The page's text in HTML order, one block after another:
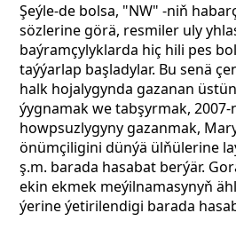
Şeýle-de bolsa, "NW" -niň
sözlerine görä, resmiler uly
baýramçylyklarda hiç hili pes
taýýarlap başladylar. Bu senä
halk hojalygynda gazanan
ýygnamak we tabşyrmak, 2007-
howpsuzlygyny gazanmak,
önümçiligini dünýä ülňülerine
ş.m. barada hasabat berýär.
ekin ekmek meýilnamasynyň
ýerine ýetirilendigi barada